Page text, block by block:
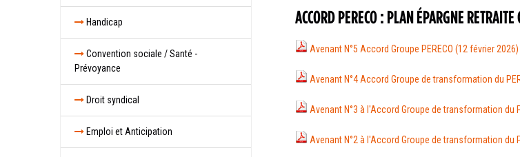
Handicap
Convention sociale / Santé -
Prévoyance
Droit syndical
Emploi et Anticipation
ACCORD PERECO : PLAN ÉPARGNE RETRAITE
Avenant N°5 Accord Groupe PERECO (12 février 2026)
Avenant N°4 Accord Groupe de transformation du
Avenant N°3 à l'Accord Groupe de transformation du
Avenant N°2 à l'Accord Groupe de transformation du